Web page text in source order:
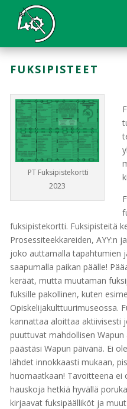
FUKSIPISTEET
PT Fuksipistekortti
2023
fuksipistekortti. Fuksipisteitä
Prosessiteekkareiden, AYY:n
joko auttamalla tapahtumien
saapumalla paikan päälle!
keräät, mutta muutaman
fuksille pakollinen, kuten
Opiskelijakulttuurimuseossa.
kannattaa aloittaa aktiivisesti
puuttuvat mahdollisen
päästäsi Wapun päivänä. Ei
lähdet innokkaasti mukaan,
huomaatkaan! Tavoitteena
hauskoja hetkiä hyvällä
kirjaavat fuksipäälliköt ja